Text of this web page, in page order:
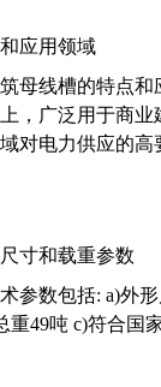
应用领域
母线槽的特点
，广泛用于商
对电力供应的高
寸和载重参数
参数包括: a)外
重49吨 c)符合国